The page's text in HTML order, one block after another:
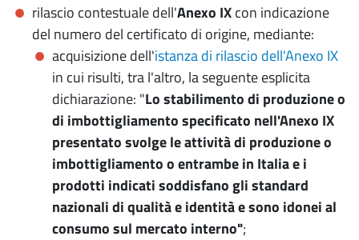
rilascio contestuale dell'Anexo IXcon indicazione
del numero del certificato di origine, mediante:
acquisizione dell'istanza di rilascio dell'Anexo IX
in cui risulti, tra l'altro, la seguente esplicita
dichiarazione: "Lo stabilimento di produzione o
di imbottigliamento specificato nell'Anexo IX
presentato svolge le attività di produzione o
imbottigliamento o entrambe in Italia e i
prodotti indicati soddisfano gli standard
nazionali di qualità e identità e sono idonei al
consumo sul mercato interno";